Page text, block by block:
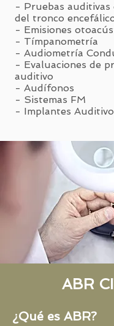
- Pruebas auditivas
del tronco
- Emisiones
- Tímpanometría
- Audiometría
- Evaluaciones de
auditivo
- Audífonos
- Sistemas FM
- Implantes
ABR
¿Qué es ABR?